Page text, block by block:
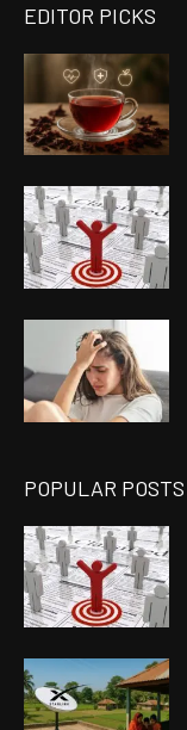
EDITOR PICKS
POPULAR POSTS